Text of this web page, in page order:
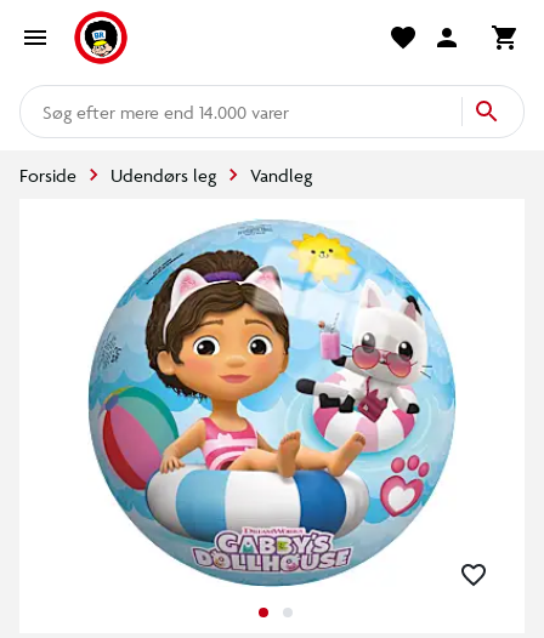
mere end 14.000 varer
Forside Udendørs leg Vandleg